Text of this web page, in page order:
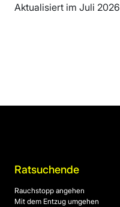
Aktualisiert im Juli 2026
Ratsuchende
Rauchstopp angehen
Mit dem Entzug umgehen